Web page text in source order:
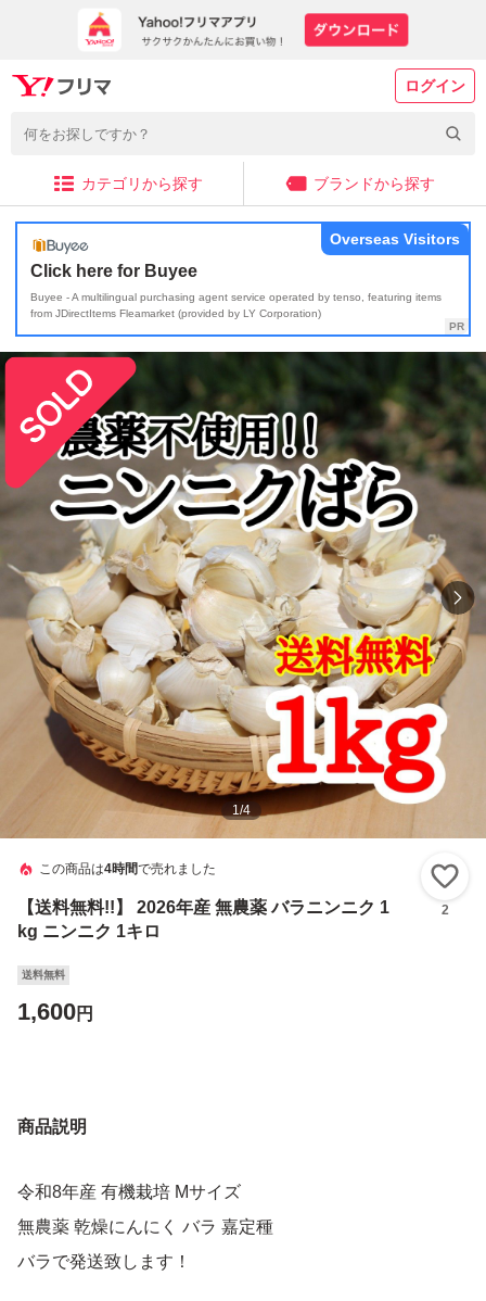
ログイン
カテゴリから探す ブランドから探す
Click here for Buyee
Buyee - A multilingual purchasing agent service operated by tenso, featuring items
from JDirectItems Fleamarket (provided by LY Corporation)
Overseas Visitors
1/4
この商品は4時間で売れました
【送料無料!!】 2026年産 無農薬 バラニンニク 1
kg ニンニク 1キロ
2
送料無料
1,600円
商品説明
令和8年産 有機栽培 Mサイズ
無農薬 乾燥にんにく バラ 嘉定種
バラで発送致します！